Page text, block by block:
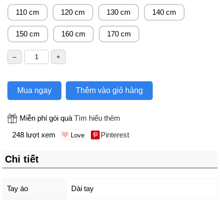
110 cm
120 cm 130 cm 140 cm
150 cm 160 cm 170 cm
Mua ngay Thêm vào giỏ hàng
Miễn phí gói quà Tìm hiểu thêm
248 lượt xem
Pinterest
Chi tiết
Tay áo Dài tay